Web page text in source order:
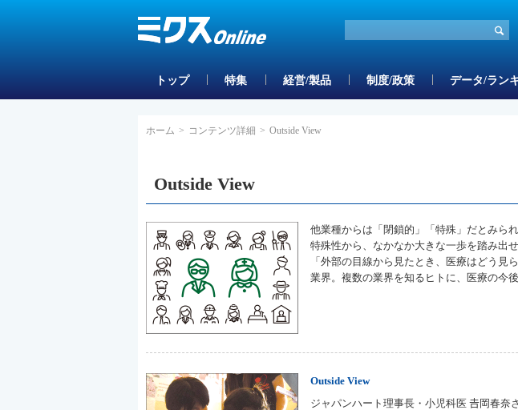
トップ 特集 経営/製品 制度/政策 データ/ラン
ホーム > コンテンツ詳細 > Outside View
Outside View
他業種からは「閉鎖的」「特殊」だとみら
特殊性から、なかなか大きな一歩を踏み出
「外部の目線から見たとき、医療はどう見
業界。複数の業界を知るヒトに、医療の今
Outside View
ジャパンハート理事長・小児科医 𠮷岡春奈